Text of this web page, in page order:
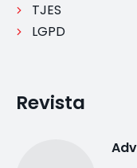
TJES
LGPD
Revista